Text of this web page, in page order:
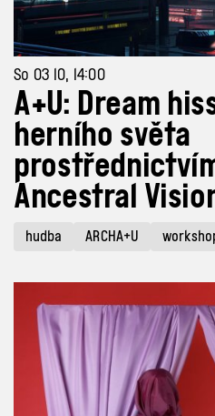
So 03 10, 14:00
A+U: Dream
herního světa
Ancestral
hudba ARCHA+U